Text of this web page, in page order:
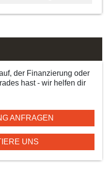
der Finanzierung oder
hast - wir helfen dir
ANFRAGEN
UNS